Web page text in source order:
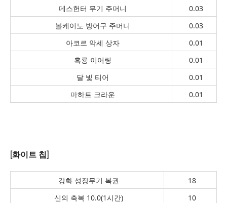
데스헌터 무기 주머니
0.03
볼케이노 방어구 주머니
0.03
아코르 악세 상자
0.01
흑룡 이어링
0.01
달 빛 티어
0.01
마하트 크라운
0.01
[화이트 칩]
강화 성장무기 복권
18
신의 축복 10.0(1시간)
10